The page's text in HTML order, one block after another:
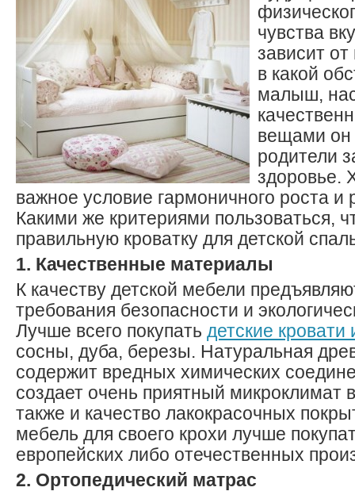
чувства
зависит
в какой
малыш,
вещами он
родители
здоровье.
важное условие гармоничного роста и
Какими же критериями пользоваться,
правильную кроватку для детской
1. Качественные материалы
К качеству детской мебели
требования безопасности и
Лучше всего покупать детские кровати
сосны, дуба, березы. Натуральная
содержит вредных химических
создает очень приятный микроклимат
также и качество лакокрасочных
мебель для своего крохи лучше
европейских либо отечественных
2. Ортопедический матрас